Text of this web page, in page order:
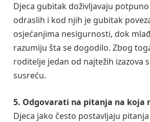
Djeca gubitak doživljavaju
odraslih i kod njih je gubitak
osjećanjima nesigurnosti, dok
razumiju šta se dogodilo. Zbog
roditelje jedan od najtežih izazova
susreću.
5. Odgovarati na pitanja na koja
Djeca jako često postavljaju